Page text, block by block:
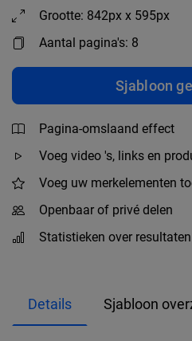
Grootte: 842px x 595px
Aantal pagina's: 8
Sjabloon
Pagina-omslaand effect
Voeg video 's, links en
Voeg uw merkelementen
Openbaar of privé delen
Statistieken over resultaten
Details Sjabloon